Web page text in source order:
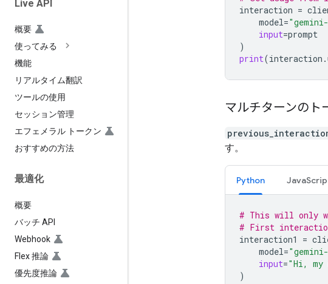
Live API
概要
使ってみる
機能
リアルタイム翻訳
ツールの使用
セッション管理
エフェメラル トークン
おすすめの方法
最適化
概要
バッチ API
Webhook
Flex 推論
優先度推論
interaction =
model=
input=prompt
)
print(interaction .
マルチターンのト
す。
Python
# This will only
# First
interaction1
=
model=
input="Hi, my
)